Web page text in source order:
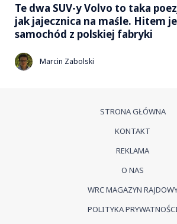
Te dwa SUV-y Volvo to taka
jak jajecznica na maśle. Hitem
samochód z polskiej fabryki
Marcin Zabolski
STRONA GŁÓWNA
KONTAKT
REKLAMA
O NAS
WRC MAGAZYN
POLITYKA PRYWATNOŚCI